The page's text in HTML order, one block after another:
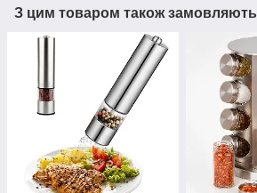
З цим товаром також замовляють